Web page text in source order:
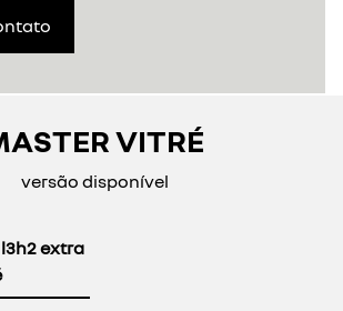
VITRÉ
versão disponível
l3h2 extra